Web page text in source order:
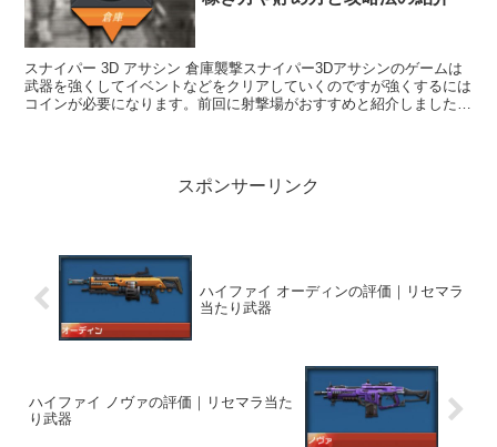
スナイパー 3D アサシン 倉庫襲撃スナイパー3Dアサシンのゲームは
武器を強くしてイベントなどをクリアしていくのですが強くするには
コインが必要になります。前回に射撃場がおすすめと紹介しましたが
スポンサーリンク
ハイファイ オーディンの評価｜リセマラ
当たり武器
ハイファイ ノヴァの評価｜リセマラ当た
り武器